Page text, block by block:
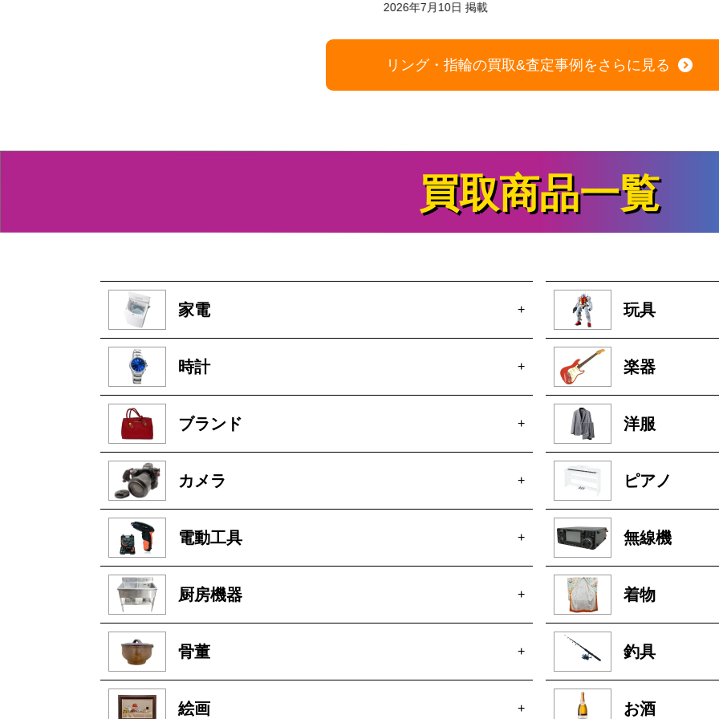
2026年7月10日 掲載
リング・指輪の買取&査定事例をさらに見る
買取商品一覧
家電 +
時計 +
ブランド +
カメラ +
電動工具 +
厨房機器 +
骨董 +
絵画 +
玩具
楽器
洋服
ピアノ
無線機
着物
釣具
お酒